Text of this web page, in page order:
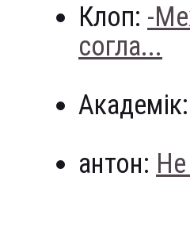
Клоп: -
согла...
Академік:
антон: